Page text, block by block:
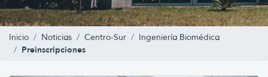
Inicio Noticias Centro-Sur Ingeniería Biomédica
Preinscripciones